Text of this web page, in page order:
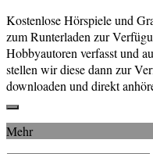
Kostenlose Hörspiele und
zum Runterladen zur
Hobbyautoren verfasst und
stellen wir diese dann zur
downloaden und direkt
Mehr